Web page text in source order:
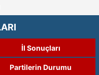
İl Sonuçları
Partilerin Durumu